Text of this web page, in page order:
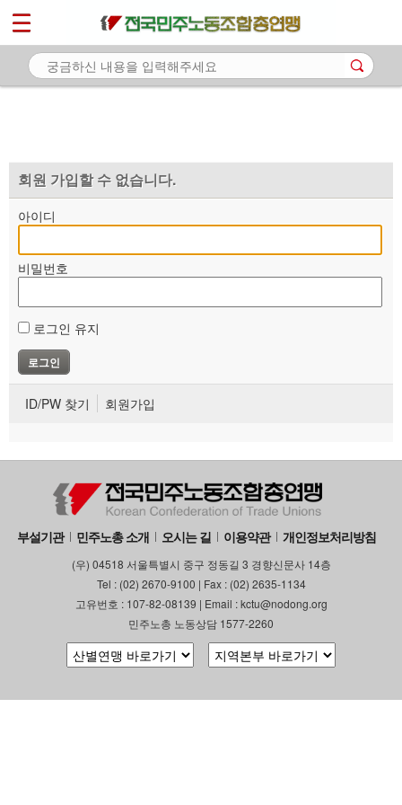
회원 가입할 수 없습니다.
아이디
비밀번호
로그인 유지
ID/PW 찾기 회원가입
부설기관 민주노총 소개 오시는 길 이용약관 개인정보처리방침
(우) 04518 서울특별시 중구 정동길 3 경향신문사 14층
Tel : (02) 2670-9100 | Fax : (02) 2635-1134
고유번호 : 107-82-08139 | Email : kctu@nodong.org
민주노총 노동상담 1577-2260
마이페이지
소개
자료
부설기관